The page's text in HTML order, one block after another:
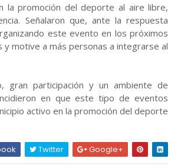
la promoción del deporte al aire libre,
Señalaron que, ante la respuesta
este evento en los próximos
y motive a más personas a integrarse al
gran participación y un ambiente de
en que este tipo de eventos
activo en la promoción del deporte
Twitter Google+